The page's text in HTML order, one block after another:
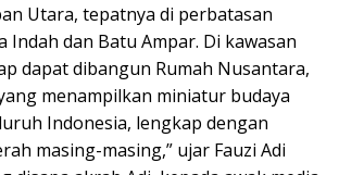
Utara, tepatnya di perbatasan
Indah dan Batu Ampar. Di kawasan
dapat dibangun Rumah Nusantara,
menampilkan miniatur budaya
Indonesia, lengkap dengan
masing-masing,” ujar Fauzi Adi